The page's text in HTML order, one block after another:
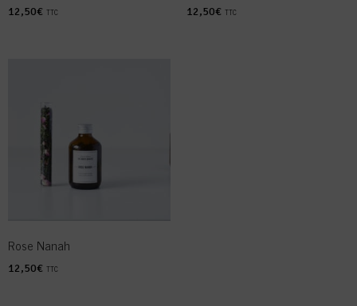
12,50€ TTC 12,50€ TTC
Rose Nanah
12,50€ TTC